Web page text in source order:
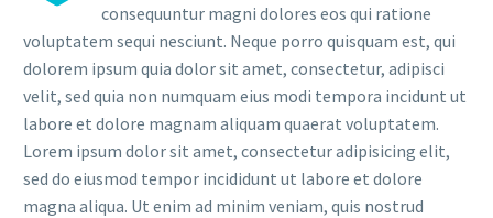
consequuntur magni dolores eos qui ratione
voluptatem sequi nesciunt. Neque porro quisquam est, qui
dolorem ipsum quia dolor sit amet, consectetur, adipisci
velit, sed quia non numquam eius modi tempora incidunt ut
labore et dolore magnam aliquam quaerat voluptatem.
Lorem ipsum dolor sit amet, consectetur adipisicing elit,
sed do eiusmod tempor incididunt ut labore et dolore
magna aliqua. Ut enim ad minim veniam, quis nostrud